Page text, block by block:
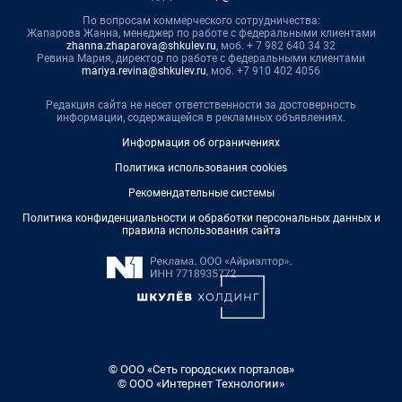
По вопросам коммерческого сотрудничества:
Жапарова Жанна, менеджер по работе с федеральными клиентами
zhanna.zhaparova@shkulev.ru, моб. + 7 982 640 34 32
Ревина Мария, директор по работе с федеральными клиентами
mariya.revina@shkulev.ru, моб. +7 910 402 4056
Редакция сайта не несет ответственности за достоверность
информации, содержащейся в рекламных объявлениях.
Информация об ограничениях
Политика использования cookies
Рекомендательные системы
Политика конфиденциальности и обработки персональных данных и
правила использования сайта
© ООО «Сеть городских порталов»
© ООО «Интернет Технологии»